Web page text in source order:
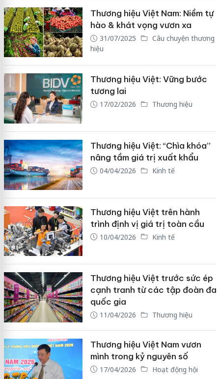
Thương hiệu Việt Nam: Niềm tự
hào & khát vọng vươn xa
31/07/2025
Câu chuyện thương
hiệu
Thương hiệu Việt: Vững bước
tương lai
17/02/2026 Thương hiệu
Thương hiệu Việt: “Chìa khóa”
nâng tầm giá trị xuất khẩu
04/04/2026 Kinh tế
Thương hiệu Việt trên hành
trình định vị giá trị toàn cầu
10/04/2026 Kinh tế
Thương hiệu Việt trước sức ép
cạnh tranh từ các tập đoàn đa
quốc gia
11/04/2026 Thương hiệu
Thương hiệu Việt Nam vươn
mình trong kỷ nguyên số
17/04/2026 Hoạt động hội